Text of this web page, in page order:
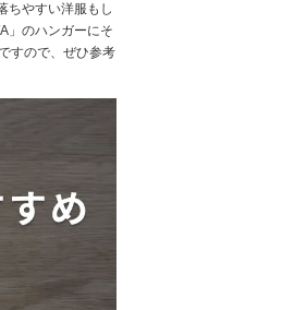
ちやすい洋服もし
」のハンガーにそ
すので、ぜひ参考